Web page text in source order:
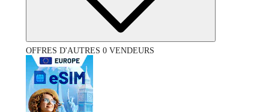
OFFRES D'AUTRES 0 VENDEURS